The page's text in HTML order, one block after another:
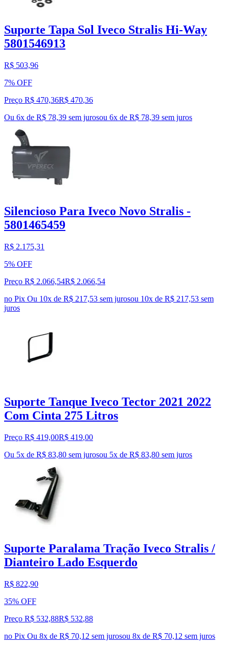
Suporte Tapa Sol Iveco Stralis Hi-Way
5801546913
R$ 503,96
7% OFF
Preço R$ 470,36R$ 470,36
Ou 6x de R$ 78,39 sem jurosou 6x de R$ 78,39 sem juros
Silencioso Para Iveco Novo Stralis -
5801465459
R$ 2.175,31
5% OFF
Preço R$ 2.066,54R$ 2.066,54
no Pix Ou 10x de R$ 217,53 sem jurosou 10x de R$ 217,53 sem
juros
Suporte Tanque Iveco Tector 2021 2022
Com Cinta 275 Litros
Preço R$ 419,00R$ 419,00
Ou 5x de R$ 83,80 sem jurosou 5x de R$ 83,80 sem juros
Suporte Paralama Tração Iveco Stralis /
Dianteiro Lado Esquerdo
R$ 822,90
35% OFF
Preço R$ 532,88R$ 532,88
no Pix Ou 8x de R$ 70,12 sem jurosou 8x de R$ 70,12 sem juros